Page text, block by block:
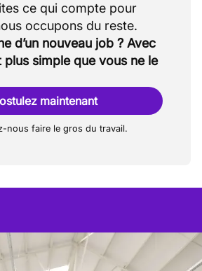
ce qui compte pour
d’un nouveau job ? Avec
plus simple que vous ne le
maintenant
nous faire le gros du travail.